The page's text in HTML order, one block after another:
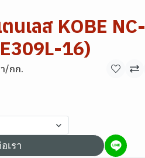
นเลส KOBE NC-
16)
/กก.
เรา